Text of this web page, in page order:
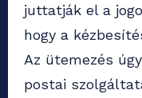
juttatják el a
hogy a
Az ütemezés
postai